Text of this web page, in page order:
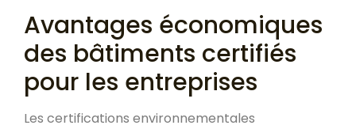
Avantages économiques
des bâtiments certifiés
pour les entreprises
Les certifications environnementales